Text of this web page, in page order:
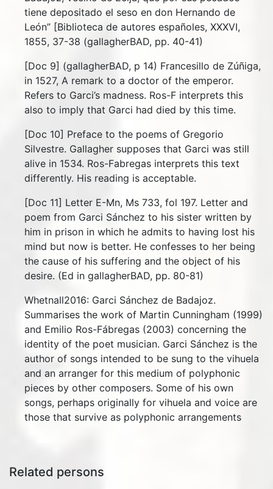
tiene depositado el seso en don Hernando de
León” [Biblioteca de autores españoles, XXXVI,
1855, 37-38 (gallagherBAD, pp. 40-41)
[Doc 9] (gallagherBAD, p 14) Francesillo de Zúñiga,
in 1527, A remark to a doctor of the emperor.
Refers to Garci’s madness. Ros-F interprets this
also to imply that Garci had died by this time.
[Doc 10] Preface to the poems of Gregorio
Silvestre. Gallagher supposes that Garci was still
alive in 1534. Ros-Fabregas interprets this text
differently. His reading is acceptable.
[Doc 11] Letter E-Mn, Ms 733, fol 197. Letter and
poem from Garci Sánchez to his sister written by
him in prison in which he admits to having lost his
mind but now is better. He confesses to her being
the cause of his suffering and the object of his
desire. (Ed in gallagherBAD, pp. 80-81)
Whetnall2016: Garci Sánchez de Badajoz.
Summarises the work of Martin Cunningham (1999)
and Emilio Ros-Fábregas (2003) concerning the
identity of the poet musician. Garci Sánchez is the
author of songs intended to be sung to the vihuela
and an arranger for this medium of polyphonic
pieces by other composers. Some of his own
songs, perhaps originally for vihuela and voice are
those that survive as polyphonic arrangements
Related persons